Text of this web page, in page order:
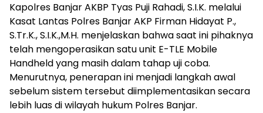
Kapolres Banjar AKBP Tyas Puji Rahadi, S.I.K. melalui
Kasat Lantas Polres Banjar AKP Firman Hidayat P.,
S.Tr.K., S.I.K.,M.H. menjelaskan bahwa saat ini pihaknya
telah mengoperasikan satu unit E-TLE Mobile
Handheld yang masih dalam tahap uji coba.
Menurutnya, penerapan ini menjadi langkah awal
sebelum sistem tersebut diimplementasikan secara
lebih luas di wilayah hukum Polres Banjar.